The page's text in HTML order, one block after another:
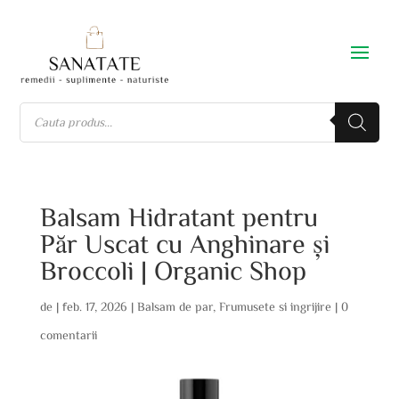
Balsam Hidratant pentru
Păr Uscat cu Anghinare și
Broccoli | Organic Shop
de | feb. 17, 2026 | Balsam de par, Frumusete si ingrijire| 0
comentarii